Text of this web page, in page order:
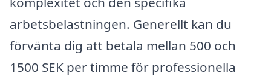
arbetsbelastningen. Generellt kan du
förvänta dig att betala mellan 500 och
1500 SEK per timme för professionella